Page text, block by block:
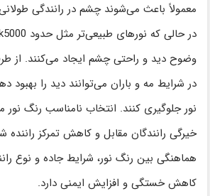
معمولاً باعث می‌شوند چشم در رانندگی
وضوح دید و راحتی چشم ایجاد می‌کنند. از
در شرایط مه و باران می‌توانند دید را بهبود
نور جلوگیری کنند. انتخاب نامناسب رنگ
خیرگی رانندگان مقابل و کاهش تمرکز
هماهنگی بین رنگ نور، شرایط جاده و نوع
کاهش خستگی و افزایش ایمنی دارد.